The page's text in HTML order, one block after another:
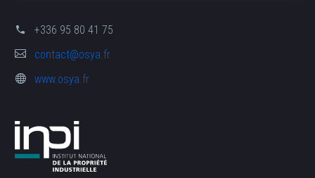
+336 95 80 41 75
contact@osya.fr
www.osya.fr